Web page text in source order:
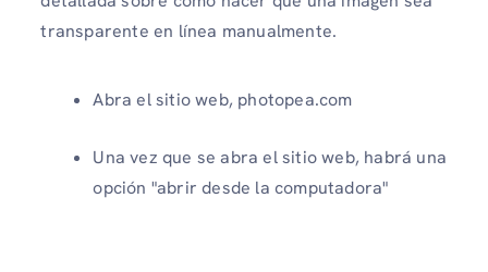
transparente en línea manualmente.
Abra el sitio web, photopea.com
Una vez que se abra el sitio web, habrá una
opción "abrir desde la computadora"